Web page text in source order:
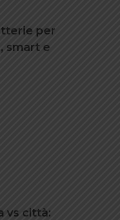
per
smart e
vs città: